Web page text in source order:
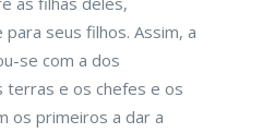
seus filhos. Assim, a
se com a dos
terras e os chefes e os
os primeiros a dar a